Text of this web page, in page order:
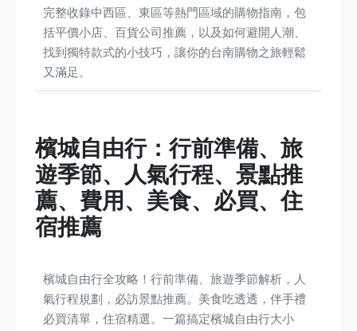
完整收錄中西區、東區等熱門區域的購物指南，包
括平價小店、百貨公司推薦，以及如何避開人潮、
找到獨特款式的小技巧，讓你的台南購物之旅輕鬆
又滿足。
檳城自由行：行前準備、旅
遊季節、人氣行程、景點推
薦、費用、美食、必買、住
宿推薦
檳城自由行全攻略！行前準備、旅遊季節解析，人
氣行程規劃，必訪景點推薦。美食吃透透，伴手禮
必買清單，住宿精選。一篇搞定檳城自由行大小